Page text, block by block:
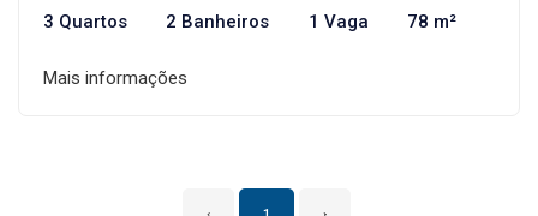
3 Quartos 2 Banheiros 1 Vaga 78 m²
Mais informações